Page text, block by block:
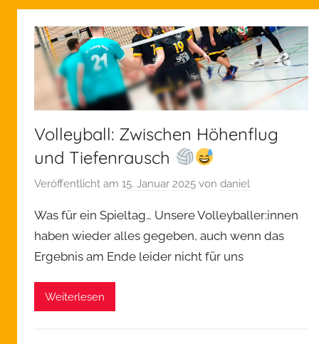
e
m
n
Volleyball: Zwischen Höhenflug
und Tiefenrausch
Veröffentlicht am 15. Januar 2025 von daniel
Was für ein Spieltag… Unsere Volleyballer:innen
haben wieder alles gegeben, auch wenn das
Ergebnis am Ende leider nicht für uns
Weiterlesen